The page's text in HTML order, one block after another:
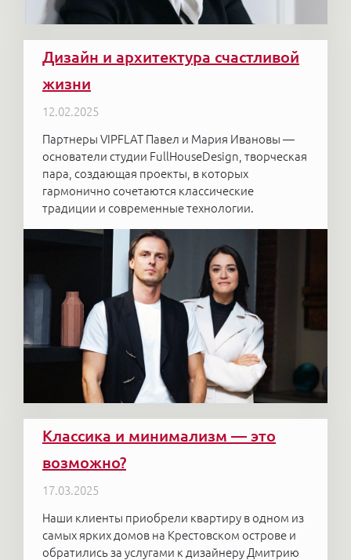
Дизайн и архитектура счастливой
жизни
12.02.2025
Партнеры VIPFLAT Павел и Мария Ивановы —
основатели студии FullHouseDesign, творческая
пара, создающая проекты, в которых
гармонично сочетаются классические
традиции и современные технологии.
Классика и минимализм — это
возможно?
17.03.2025
Наши клиенты приобрели квартиру в одном из
самых ярких домов на Крестовском острове и
обратились за услугами к дизайнеру Дмитрию